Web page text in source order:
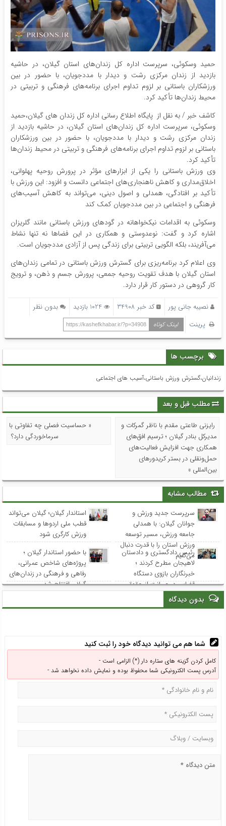
حمید وسکوئی، سرپرست اداره کل زندان‌های استان گیلان، در حاشیه
بازدید از زندان مرکزی رشت و دیدار با مددجویان، با حضور در بین
ورزشکاران باستانی بر لزوم تداوم اجرای برنامه‌های فرهنگی و تربیتی در
محیط زندان‌ها تأکید کرد.
کاشف خبر / به نقل از پایگاه اطلاع رسانی اداره کل زندان های گیلان،حمید
وسکوئی، سرپرست اداره کل زندان‌های استان گیلان، در حاشیه بازدید از
زندان مرکزی رشت و دیدار با مددجویان، با حضور در بین ورزشکاران
باستانی بر لزوم تداوم اجرای برنامه‌های فرهنگی و تربیتی در محیط زندان‌ها
تأکید کرد.
وی ورزش باستانی را یکی از ابزارهای مؤثر در پرورش روحیه پهلوانی،
اخلاق‌مداری و کاهش ناهنجاری‌های اجتماعی دانست و افزود: این ورزش با
تأکید بر افتادگی، همدلی و اصول دینی، می‌تواند به کاهش آسیب‌های
فرهنگی و اجتماعی در بین مددجویان کمک کند
وسکوئی به اقدامات نیکخواهانه در گودهای ورزش باستانی مانند گلریزان
اشاره کرد و گفت: نوعدوستی و همکاری در این فضاها نه تنها نشاط
می‌آفریند، بلکه الگویی تربیتی برای زندگی پس از آزادی مددجویان است.
وی اعلام کرد برنامه‌ریزی برای گسترش ورزش باستانی در تمامی زندان‌های
استان گیلان با هدف تقویت روحیه جمعی، پرورش جسم و ذهن، و ترویج
کار گروهی در دستور کار قرار دارد.
نصیبه جانی پور کد خبر 34908 1024 بازدید
بدون نظر
پرینت
لینک کوتاه https://kashefkhabar.ir/?p=34908
برچسب ها
زندانیان،گسترش ورزش باستانی،آسیب های اجتماعی
مطلب قبل و بعد
رایزنی طاعتی مقدم با ناظر گمرکات و
مدیرکل بنادر گیلان ؛ ترسیم افق‌های
همکاری جهت افزایش فعالیت‌های
حمل‌ونقلی در بستر کریدورهای
بین‌المللی »
« حساسیت فصلی چه تفاوتی با
سرماخوردگی دارد؟
مطالب مشابه
سرپرست جدید ورزش و
جوانان گیلان: با همدلی
جامعه ورزش، مسیر توسعه
ورزش استان را با قدرت دنبال
می‌کنیم
استاندار گیلان؛ گیلان می‌تواند
قطب ملی اردوها و مسابقات
ورزش کارگری شود
رئیس دادگستری و دادستان
لاهیجان مطرح کردند ؛
خبرنگاران بازوی دستگاه
قضایی در صیانت از حقوق
عامه هستند
با حضور استاندار گیلان ؛
پروژه‌های شاخص عمرانی،
رفاهی و فرهنگی در زندان‌های
گیلان افتتاح شد
بدون دیدگاه
شما هم می توانید دیدگاه خود را ثبت کنید
کامل کردن گزینه های ستاره دار (*) الزامی است -
آدرس پست الکترونیکی شما محفوظ بوده و نمایش داده نخواهد شد -